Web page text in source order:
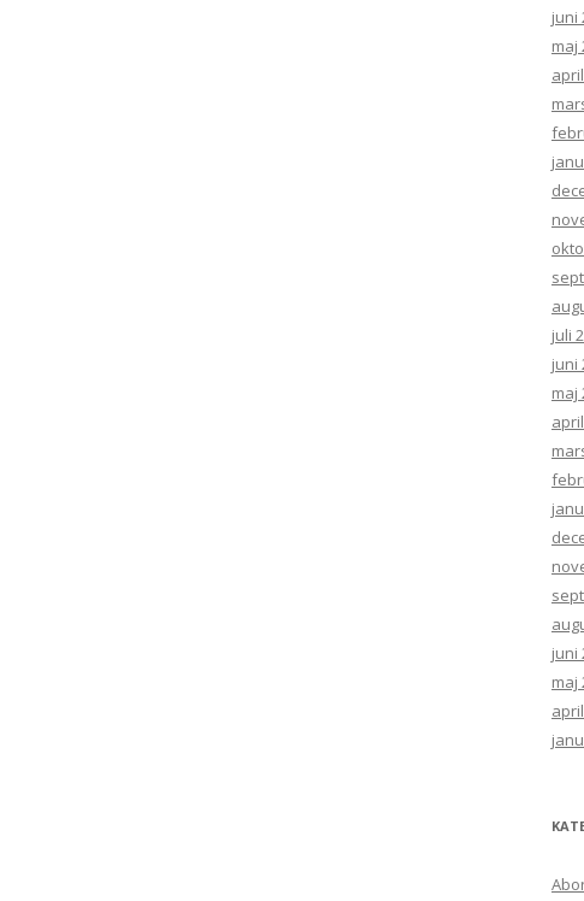
juni
maj
juli
juni
maj
juni
maj